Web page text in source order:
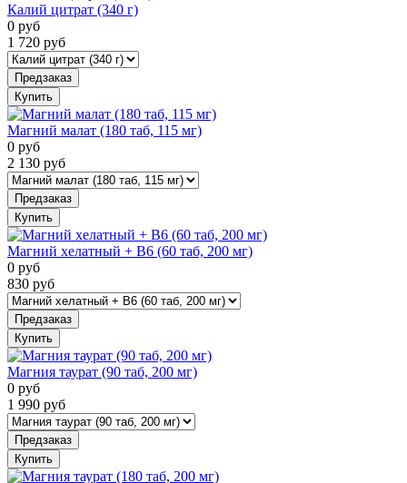
Калий цитрат (340 г)
0 руб
1 720 руб
Предзаказ
Купить
Магний малат (180 таб, 115 мг)
0 руб
2 130 руб
Предзаказ
Купить
Магний хелатный + B6 (60 таб, 200 мг)
0 руб
830 руб
Предзаказ
Купить
Магния таурат (90 таб, 200 мг)
0 руб
1 990 руб
Предзаказ
Купить